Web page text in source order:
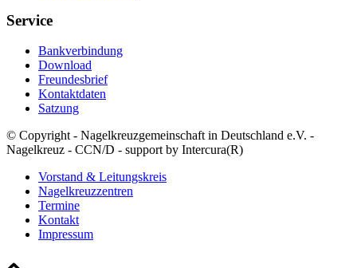
Service
Bankverbindung
Download
Freundesbrief
Kontaktdaten
Satzung
© Copyright - Nagelkreuzgemeinschaft in Deutschland e.V. -
Nagelkreuz - CCN/D - support by Intercura(R)
Vorstand & Leitungskreis
Nagelkreuzzentren
Termine
Kontakt
Impressum